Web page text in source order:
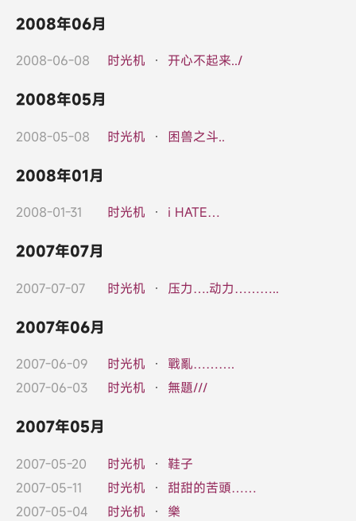
2008年06月
2008-06-08 时光机 · 开心不起来../
2008年05月
2008-05-08 时光机 · 困兽之斗..
2008年01月
2008-01-31 时光机 · i HATE…
2007年07月
2007-07-07 时光机 · 压力….动力………..
2007年06月
2007-06-09 时光机 · 戰亂……….
2007-06-03
时光机 · 無題///
2007年05月
2007-05-20 时光机 · 鞋子
2007-05-11
时光机 · 甜甜的苦頭……
2007-05-04
时光机 · 樂